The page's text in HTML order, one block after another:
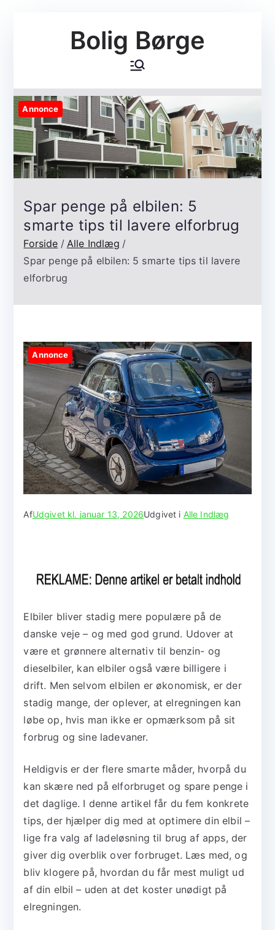
Bolig Børge
Annonce
Spar penge på elbilen: 5
smarte tips til lavere elforbrug
Forside
Alle Indlæg
Spar penge på elbilen: 5 smarte tips til lavere
elforbrug
Annonce
AfUdgivet kl. januar 13, 2026Udgivet i Alle Indlæg
Elbiler bliver stadig mere populære på de
danske veje – og med god grund. Udover at
være et grønnere alternativ til benzin- og
dieselbiler, kan elbiler også være billigere i
drift. Men selvom elbilen er økonomisk, er der
stadig mange, der oplever, at elregningen kan
løbe op, hvis man ikke er opmærksom på sit
forbrug og sine ladevaner.
Heldigvis er der flere smarte måder, hvorpå du
kan skære ned på elforbruget og spare penge i
det daglige. I denne artikel får du fem konkrete
tips, der hjælper dig med at optimere din elbil –
lige fra valg af ladeløsning til brug af apps, der
giver dig overblik over forbruget. Læs med, og
bliv klogere på, hvordan du får mest muligt ud
af din elbil – uden at det koster unødigt på
elregningen.